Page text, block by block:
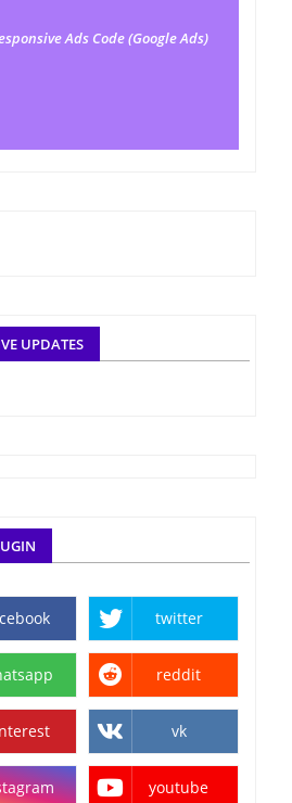
Ads Code (Google Ads)
UPDATES
twitter
reddit
vk
youtube